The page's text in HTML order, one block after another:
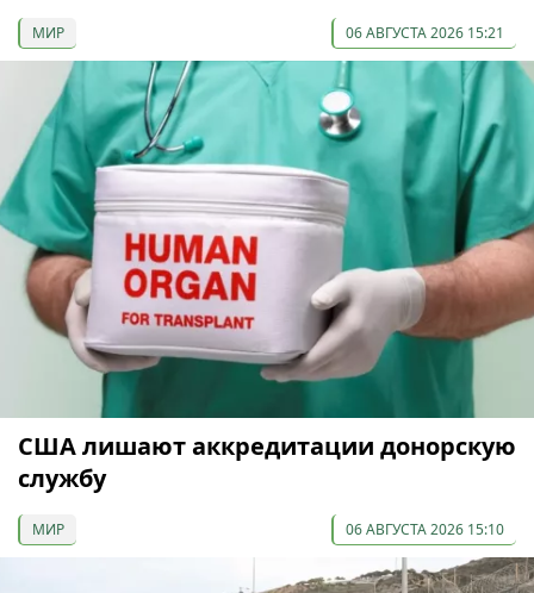
МИР 06 АВГУСТА 2026 15:21
США лишают аккредитации донорскую
службу
МИР 06 АВГУСТА 2026 15:10